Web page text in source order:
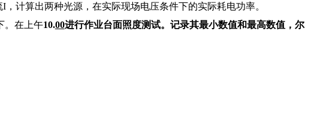
计算出两种光源，在实际现场电压条件下的实际耗电功率。
。在上午10.00进行作业台面照度测试。记录其最小数值和最高数值，尔